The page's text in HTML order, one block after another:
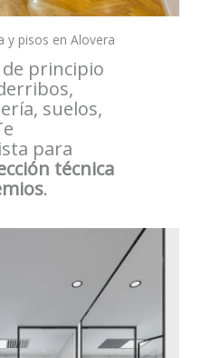
y pisos en Alovera
principio
suelos,
para
técnica
.